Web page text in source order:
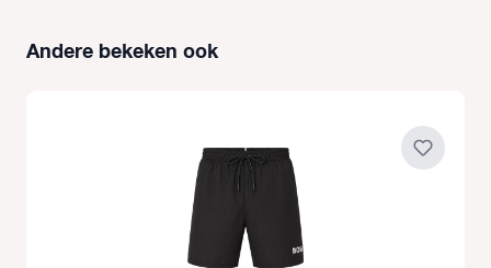
Productgalerij overslaan
Andere bekeken ook